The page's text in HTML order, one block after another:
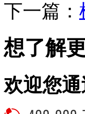
下一篇：
想了解
欢迎您